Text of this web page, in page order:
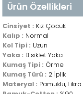
Ürün Özellikleri
Cinsiyet : Kız Çocuk
Kalıp : Normal
Kol Tipi : Uzun
Yaka : Bisiklet Yaka
Kumaş Tipi : Örme
Kumaş Türü : 2 İplik
Materyal : Pamuklu, Likra